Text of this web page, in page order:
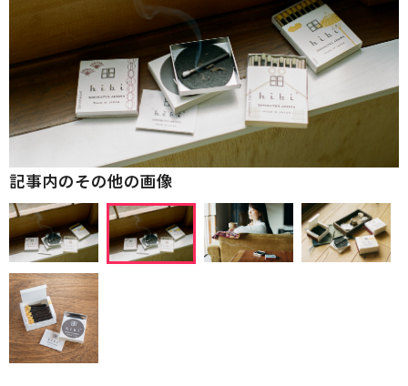
記事内のその他の画像